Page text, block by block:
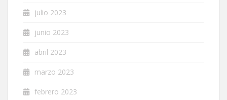
julio 2023
junio 2023
abril 2023
marzo 2023
febrero 2023